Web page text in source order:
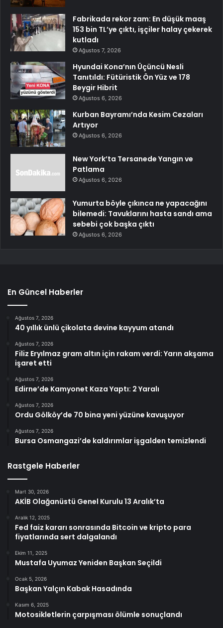
Fabrikada rekor zam: En düşük maaş
153 bin TL’ye çıktı, işçiler halay çekerek
kutladı
Ağustos 7, 2026
Hyundai Kona’nın Üçüncü Nesli
Tanıtıldı: Fütüristik Ön Yüz ve 178
Beygir Hibrit
Ağustos 6, 2026
Kurban Bayramı’nda Kesim Cezaları
Artıyor
Ağustos 6, 2026
New York’ta Tersanede Yangın ve
Patlama
Ağustos 6, 2026
Yumurta böyle çıkınca ne yapacağını
bilemedi: Tavuklarını hasta sandı ama
sebebi çok başka çıktı
Ağustos 6, 2026
En Güncel Haberler
Ağustos 7, 2026
40 yıllık ünlü çikolata devine kayyum atandı
Ağustos 7, 2026
Filiz Eryılmaz gram altın için rakam verdi: Yarın akşama
işaret etti
Ağustos 7, 2026
Edirne’de Kamyonet Kaza Yaptı: 2 Yaralı
Ağustos 7, 2026
Ordu Gölköy’de 70 bina yeni yüzüne kavuşuyor
Ağustos 7, 2026
Bursa Osmangazi’de kaldırımlar işgalden temizlendi
Rastgele Haberler
Mart 30, 2026
AKİB Olağanüstü Genel Kurulu 13 Aralık’ta
Aralık 12, 2025
Fed faiz kararı sonrasında Bitcoin ve kripto para
fiyatlarında sert dalgalandı
Ekim 11, 2025
Mustafa Uyumaz Yeniden Başkan Seçildi
Ocak 5, 2026
Başkan Yalçın Kabak Hasadında
Kasım 6, 2025
Motosikletlerin çarpışması ölümle sonuçlandı